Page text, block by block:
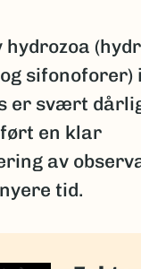
sifonoforer)
er svært
en klar
av
tid.